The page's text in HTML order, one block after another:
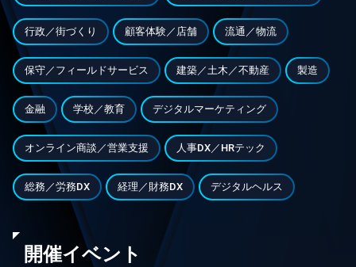
行政／街づくり 顧客体験／店舗 流通／物流
保守／フィールドサービス 建築／土木／不動産 製造
金融 学校／教育 デジタルマーケティング
オンライン商談／営業支援 人事DX／HRテック
総務／労務DX 経理／財務DX デジタルヘルス
開催イベント